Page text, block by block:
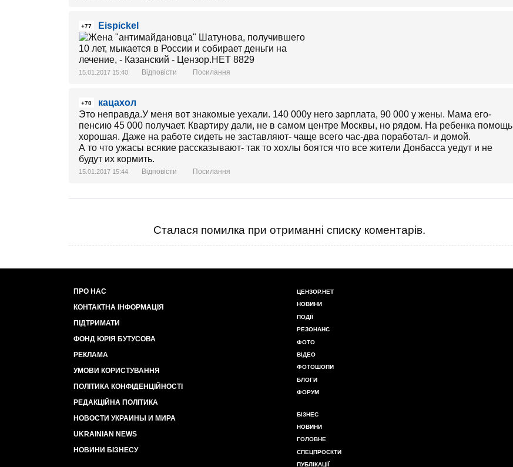
+77 Eispickel
15.01.2017 15:40 Відповісти Посилання
+70
кацахол
Это неправда.У меня вот знакомые уехали. 140 000у него зарплата, 90 000 у жены. Мама его-
пенсию 45 000 получает. Квартиру дали, не в самом центре Москвы, но рядом. На ребенка помощь
хорошая. Даже на работе сидеть не заставляют- чаще всего час-два поработал- и домой.
А то что ужасы всякие рассказывают- так то хохлы боятся что все жители Донбасса уедут и не
будут их кормить.
15.01.2017 15:44 Відповісти Посилання
Сталася помилка при отриманні списку коментарів.
ПРО НАС
КОНТАКТНА ІНФОРМАЦІЯ
ПІДТРИМАТИ
ФОНД ЮРІЯ БУТУСОВА
РЕКЛАМА
УМОВИ КОРИСТУВАННЯ
ПОЛІТИКА КОНФІДЕНЦІЙНОСТІ
РЕДАКЦІЙНА ПОЛІТИКА
НОВОСТИ УКРАИНЫ И МИРА
UKRAINIAN NEWS
НОВИНИ БІЗНЕСУ
ЦЕНЗОР.НЕТ
НОВИНИ
ПОДІЇ
РЕЗОНАНС
ФОТО
ВІДЕО
ФОТОШОПИ
БЛОГИ
ФОРУМ
БІЗНЕС
НОВИНИ
ГОЛОВНЕ
СПЕЦПРОЄКТИ
ПУБЛІКАЦІЇ